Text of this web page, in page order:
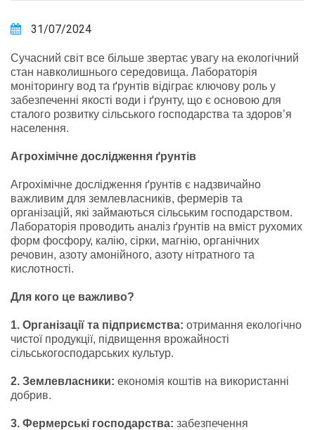
31/07/2024
Сучасний світ все більше звертає увагу на екологічний
стан навколишнього середовища. Лабораторія
моніторингу вод та ґрунтів відіграє ключову роль у
забезпеченні якості води і ґрунту, що є основою для
сталого розвитку сільського господарства та здоров’я
населення.
Агрохімічне дослідження ґрунтів
Агрохімічне дослідження ґрунтів є надзвичайно
важливим для землевласників, фермерів та
організацій, які займаються сільським господарством.
Лабораторія проводить аналіз ґрунтів на вміст рухомих
форм фосфору, калію, сірки, магнію, органічних
речовин, азоту амонійного, азоту нітратного та
кислотності.
Для кого це важливо?
1. Організації та підприємства: отримання екологічно
чистої продукції, підвищення врожайності
сільськогосподарських культур.
2. Землевласники: економія коштів на використанні
добрив.
3. Фермерські господарства: забезпечення